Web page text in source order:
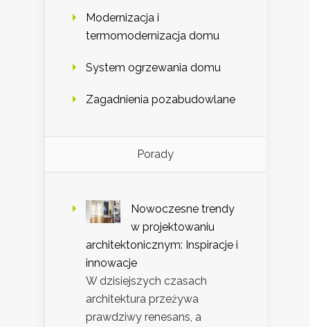
Modernizacja i
termomodernizacja domu
System ogrzewania domu
Zagadnienia pozabudowlane
Porady
Nowoczesne trendy
w projektowaniu
architektonicznym: Inspiracje i
innowacje
W dzisiejszych czasach
architektura przeżywa
prawdziwy renesans, a